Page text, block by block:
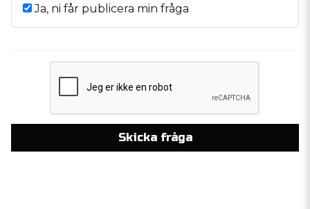
Ja, ni får publicera min fråga
Skicka fråga